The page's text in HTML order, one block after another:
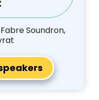
Soundron,